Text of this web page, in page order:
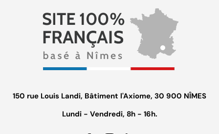
150 rue Louis Landi, Bâtiment l'Axiome, 30 900 NÎMES
Lundi - Vendredi, 8h - 16h.